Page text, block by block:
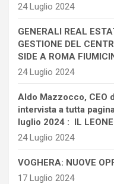
24 Luglio 2024
GENERALI REAL
GESTIONE DEL
SIDE A ROMA
24 Luglio 2024
Aldo Mazzocco, CEO
intervista a tutta
luglio 2024 : IL LEONE
24 Luglio 2024
VOGHERA: NUOVE
17 Luglio 2024